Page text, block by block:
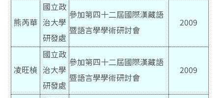
熊芮華
國立政
治大學
研發處
參加第四十二屆國際漢藏語
暨語言學學術研討會
2009
凌旺楨
國立政
治大學
研發處
參加第四十二屆國際漢藏語
暨語言學學術研討會
2009